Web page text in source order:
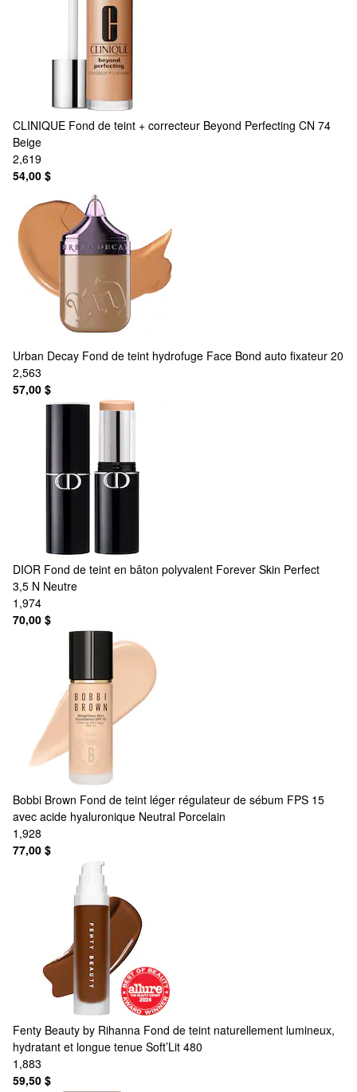
CLINIQUE Fond de teint + correcteur Beyond Perfecting CN 74
Beige
2,619
54,00 $
Urban Decay Fond de teint hydrofuge Face Bond auto fixateur 20
2,563
57,00 $
DIOR Fond de teint en bâton polyvalent Forever Skin Perfect
3,5 N Neutre
1,974
70,00 $
Bobbi Brown Fond de teint léger régulateur de sébum FPS 15
avec acide hyaluronique Neutral Porcelain
1,928
77,00 $
Fenty Beauty by Rihanna Fond de teint naturellement lumineux,
hydratant et longue tenue Soft’Lit 480
1,883
59,50 $